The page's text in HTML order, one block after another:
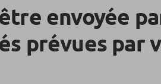
envoyée
prévues par